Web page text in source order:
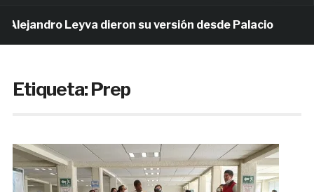
Leyva dieron su versión desde Palacio
Etiqueta:Prep